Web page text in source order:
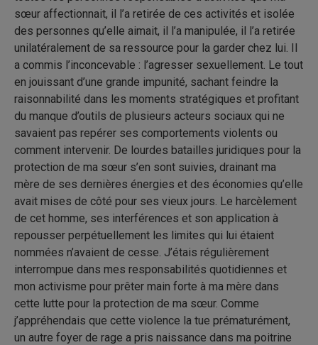
sœur affectionnait, il l’a retirée de ces activités et isolée
des personnes qu’elle aimait, il l’a manipulée, il l’a retirée
unilatéralement de sa ressource pour la garder chez lui. Il
a commis l’inconcevable : l’agresser sexuellement. Le tout
en jouissant d’une grande impunité, sachant feindre la
raisonnabilité dans les moments stratégiques et profitant
du manque d’outils de plusieurs acteurs sociaux qui ne
savaient pas repérer ses comportements violents ou
comment intervenir. De lourdes batailles juridiques pour la
protection de ma sœur s’en sont suivies, drainant ma
mère de ses dernières énergies et des économies qu’elle
avait mises de côté pour ses vieux jours. Le harcèlement
de cet homme, ses interférences et son application à
repousser perpétuellement les limites qui lui étaient
nommées n’avaient de cesse. J’étais régulièrement
interrompue dans mes responsabilités quotidiennes et
mon activisme pour prêter main forte à ma mère dans
cette lutte pour la protection de ma sœur. Comme
j’appréhendais que cette violence la tue prématurément,
un autre foyer de rage a pris naissance dans ma poitrine